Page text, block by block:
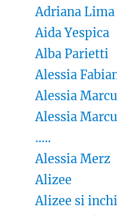
Adriana Lima
Aida Yespica
Alba Parietti
Alessia
Alessia
Alessia
…..
Alessia Merz
Alizee
Alizee si